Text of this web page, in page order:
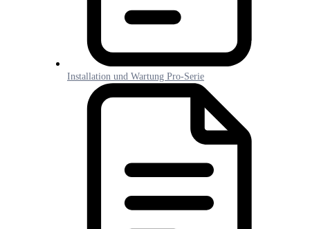
Installation und Wartung Pro-Serie